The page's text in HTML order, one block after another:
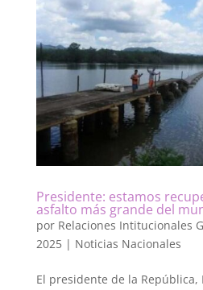
Presidente: estamos
asfalto más grande del
por Relaciones Intitucionales
2025| Noticias Nacionales
El presidente de la República,